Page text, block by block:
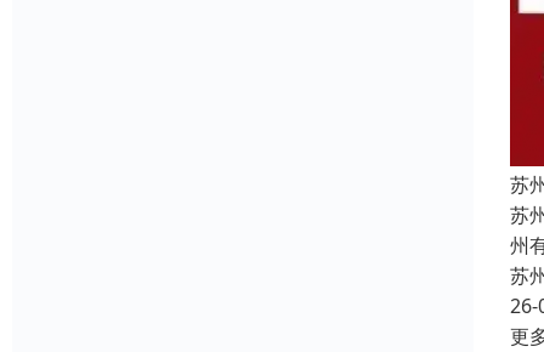
苏
苏
州
苏
26-
更